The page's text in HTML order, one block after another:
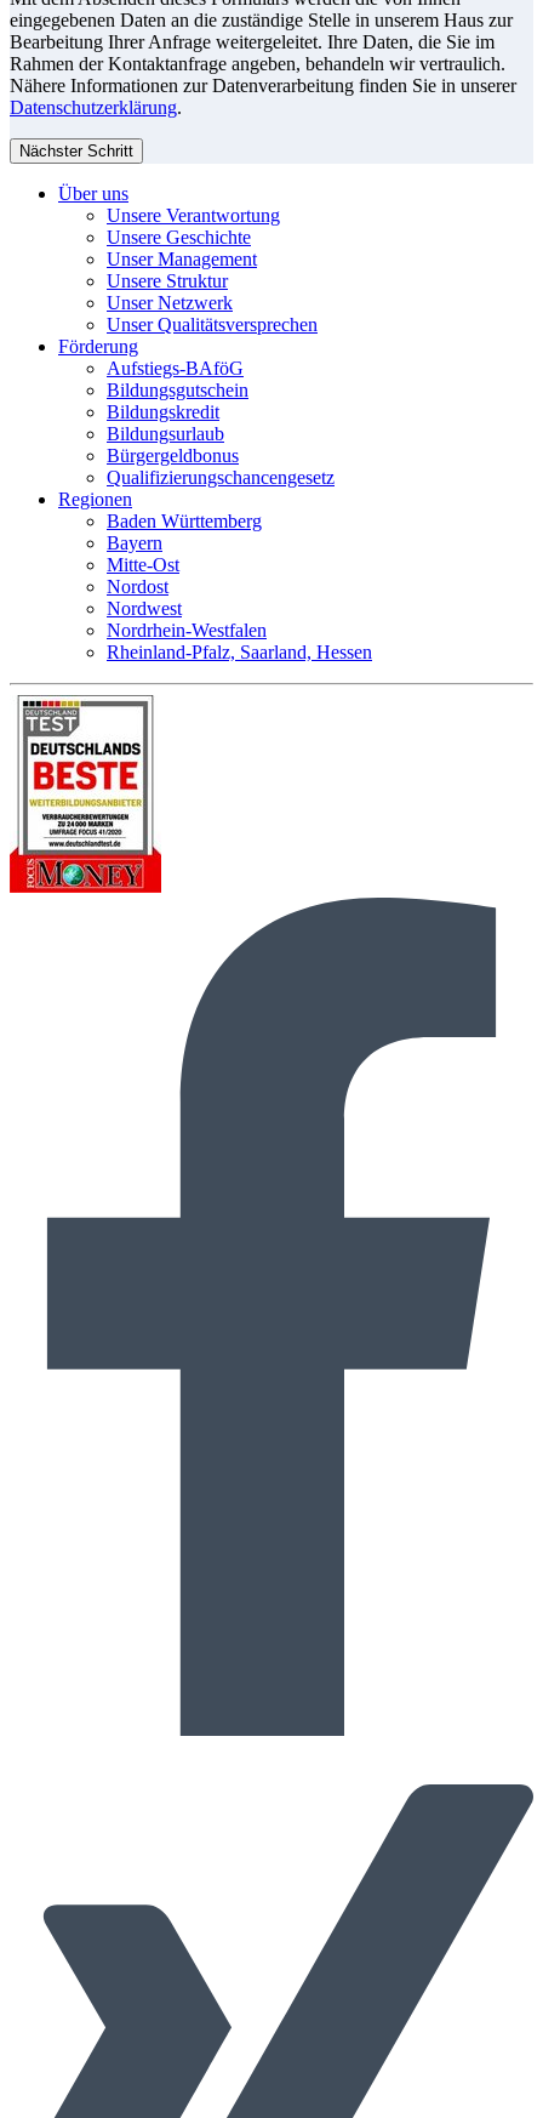
eingegebenen Daten an die zuständige Stelle in unserem Haus zur
Bearbeitung Ihrer Anfrage weitergeleitet. Ihre Daten, die Sie im
Rahmen der Kontaktanfrage angeben, behandeln wir vertraulich.
Nähere Informationen zur Datenverarbeitung finden Sie in unserer
Datenschutzerklärung.
Nächster Schritt
Über uns
Unsere Verantwortung
Unsere Geschichte
Unser Management
Unsere Struktur
Unser Netzwerk
Unser Qualitätsversprechen
Förderung
Aufstiegs-BAföG
Bildungsgutschein
Bildungskredit
Bildungsurlaub
Bürgergeldbonus
Qualifizierungschancengesetz
Regionen
Baden Württemberg
Bayern
Mitte-Ost
Nordost
Nordwest
Nordrhein-Westfalen
Rheinland-Pfalz, Saarland, Hessen